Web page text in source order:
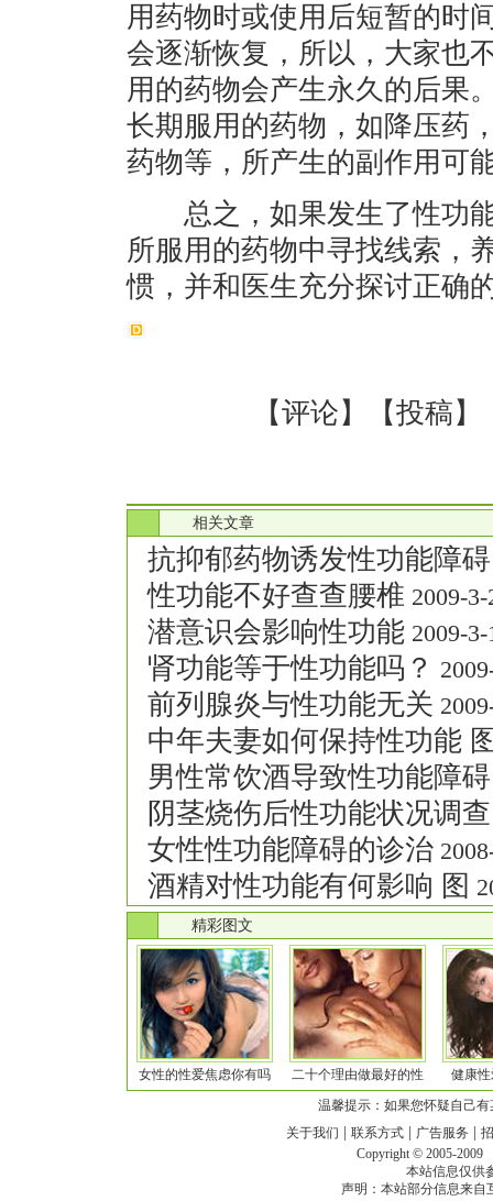
用药物时或使用后短暂的时
会逐渐恢复，所以，大家也
用的药物会产生永久的后果
长期服用的药物，如降压药
药物等，所产生的副作用可
总之，如果发生了性功能
所服用的药物中寻找线索，
惯，并和医生充分探讨正确
【评论 】【投稿 】
相关文章
抗抑郁药物诱发性功能障碍
性功能不好查查腰椎 2009-
潜意识会影响性功能 2009-
肾功能等于性功能吗？
前列腺炎与性功能无关
中年夫妻如何保持性功能
男性常饮酒导致性功能障碍
阴茎烧伤后性功能状况调查
女性性功能障碍的诊治
酒精对性功能有何影响 图
精彩图文
女性的性爱焦虑你有吗 二十个理由做最好的性
健康
温馨提示：如果您怀疑自己
关于我们
联系方式| 广告服务
Copyright © 2005-
本站信息仅供
声明：本站部分信息来自